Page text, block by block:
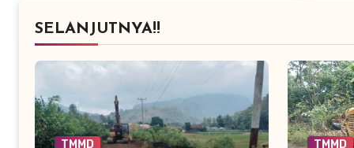
SELANJUTNYA!!
TMMD TMMD